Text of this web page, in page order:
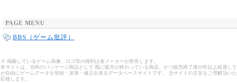
PAGE MENU
BBS（ゲーム批評）
※ 掲載しているゲーム画像、ロゴ等の権利は各メーカーが所有します。
本サイトは、当時のパッケージ商品として 既に販売が終わっている商品、かつ販売終了後10年以上経過し
が自由にゲームデータを登録・加筆・修正出来るデータベースサイトです。 当サイトの主旨をご理解頂い
応致します。